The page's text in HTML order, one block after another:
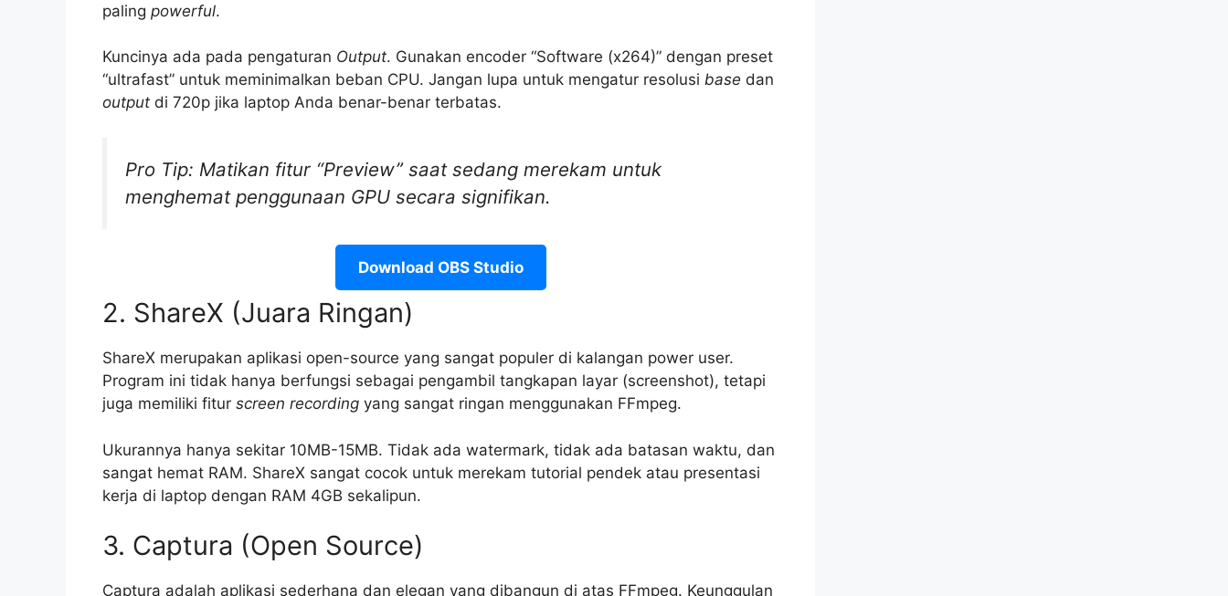
paling powerful.
Kuncinya ada pada pengaturan Output. Gunakan encoder “Software (x264)” dengan preset
“ultrafast” untuk meminimalkan beban CPU. Jangan lupa untuk mengatur resolusi base dan
output di 720p jika laptop Anda benar-benar terbatas.
Pro Tip: Matikan fitur “Preview” saat sedang merekam untuk
menghemat penggunaan GPU secara signifikan.
Download OBS Studio
2. ShareX (Juara Ringan)
ShareX merupakan aplikasi open-source yang sangat populer di kalangan power user.
Program ini tidak hanya berfungsi sebagai pengambil tangkapan layar (screenshot), tetapi
juga memiliki fitur screen recording yang sangat ringan menggunakan FFmpeg.
Ukurannya hanya sekitar 10MB-15MB. Tidak ada watermark, tidak ada batasan waktu, dan
sangat hemat RAM. ShareX sangat cocok untuk merekam tutorial pendek atau presentasi
kerja di laptop dengan RAM 4GB sekalipun.
3. Captura (Open Source)
Captura adalah aplikasi sederhana dan elegan yang dibangun di atas FFmpeg. Keunggulan